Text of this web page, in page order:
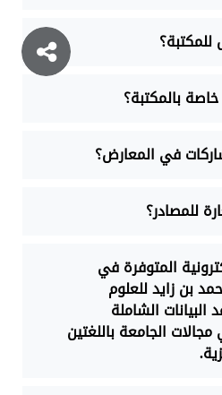
بالمكتبة؟
في المعارض؟
للمصادر؟
المتوفرة في
بن زايد للعلوم
البيانات الشاملة
الجامعة باللغتين